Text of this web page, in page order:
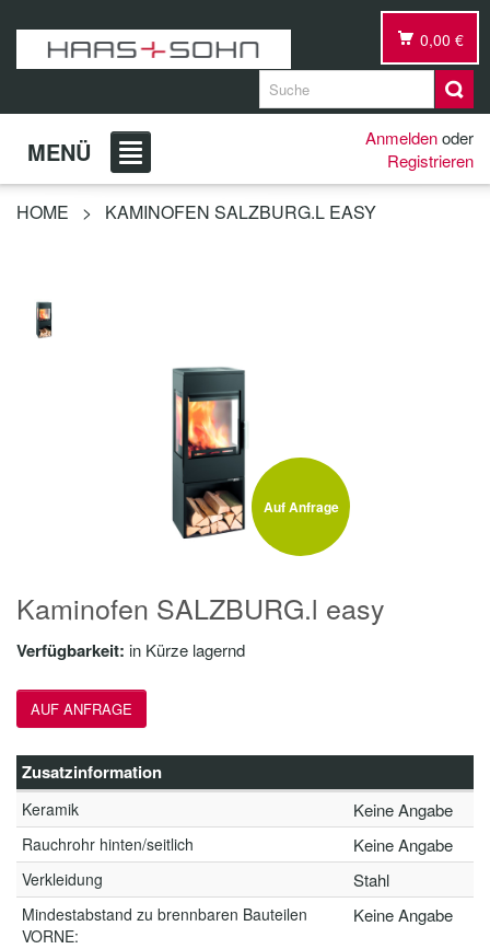
0,00 €
MENÜ Anmeldenoder
Registrieren
HOME > KAMINOFEN SALZBURG.L EASY
Auf Anfrage
Kaminofen SALZBURG.l easy
Verfügbarkeit: in Kürze lagernd
AUF ANFRAGE
Zusatzinformation
Keramik Keine Angabe
Rauchrohr hinten/seitlich Keine Angabe
Verkleidung Stahl
Mindestabstand zu brennbaren Bauteilen
VORNE:
Keine Angabe